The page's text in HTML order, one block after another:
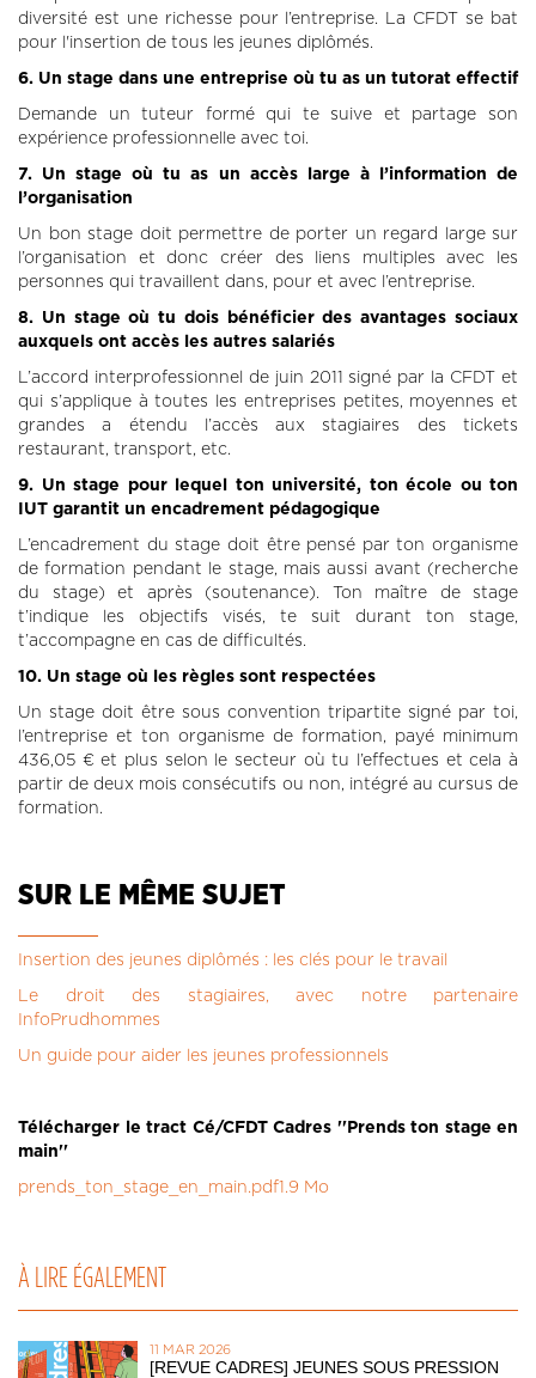
diversité est une richesse pour l’entreprise. La CFDT se bat
pour l'insertion de tous les jeunes diplômés.
6. Un stage dans une entreprise où tu as un tutorat effectif
Demande un tuteur formé qui te suive et partage son
expérience professionnelle avec toi.
7. Un stage où tu as un accès large à l’information de
l’organisation
Un bon stage doit permettre de porter un regard large sur
l’organisation et donc créer des liens multiples avec les
personnes qui travaillent dans, pour et avec l’entreprise.
8. Un stage où tu dois bénéficier des avantages sociaux
auxquels ont accès les autres salariés
L’accord interprofessionnel de juin 2011 signé par la CFDT et
qui s’applique à toutes les entreprises petites, moyennes et
grandes a étendu l’accès aux stagiaires des tickets
restaurant, transport, etc.
9. Un stage pour lequel ton université, ton école ou ton
IUT garantit un encadrement pédagogique
L’encadrement du stage doit être pensé par ton organisme
de formation pendant le stage, mais aussi avant (recherche
du stage) et après (soutenance). Ton maître de stage
t’indique les objectifs visés, te suit durant ton stage,
t’accompagne en cas de difficultés.
10. Un stage où les règles sont respectées
Un stage doit être sous convention tripartite signé par toi,
l’entreprise et ton organisme de formation, payé minimum
436,05 € et plus selon le secteur où tu l’effectues et cela à
partir de deux mois consécutifs ou non, intégré au cursus de
formation.
SUR LE MÊME SUJET
Insertion des jeunes diplômés : les clés pour le travail
Le droit des stagiaires, avec notre partenaire
InfoPrudhommes
Un guide pour aider les jeunes professionnels
Télécharger le tract Cé/CFDT Cadres ''Prends ton stage en
main''
prends_ton_stage_en_main.pdf1.9 Mo
À LIRE ÉGALEMENT
11 MAR 2026
[REVUE CADRES] JEUNES SOUS PRESSION